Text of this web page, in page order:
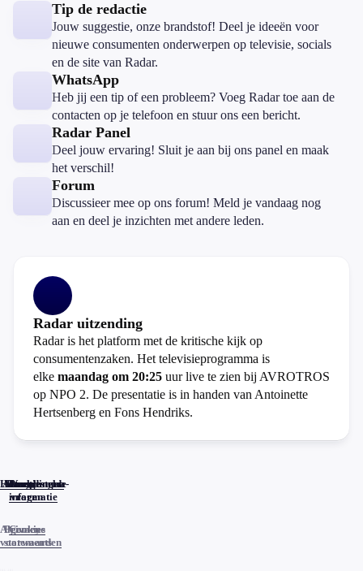
Tip de redactie
Jouw suggestie, onze brandstof! Deel je ideeën voor
nieuwe consumenten onderwerpen op televisie, socials
en de site van Radar.
WhatsApp
Heb jij een tip of een probleem? Voeg Radar toe aan de
contacten op je telefoon en stuur ons een bericht.
Radar Panel
Deel jouw ervaring! Sluit je aan bij ons panel en maak
het verschil!
Forum
Discussieer mee op ons forum! Meld je vandaag nog
aan en deel je inzichten met andere leden.
Radar uitzending
Radar is het platform met de kritische kijk op
consumentenzaken. Het televisieprogramma is
elke maandag om 20:25 uur live te zien bij AVROTROS
op NPO 2. De presentatie is in handen van Antoinette
Hertsenberg en Fons Hendriks.
Home
Actueel
Uitzendingen
Reacties
Programma-
informatie
Veelgestelde
vragen
Algemene
voorwaarden
Privacy
statements
Cookies